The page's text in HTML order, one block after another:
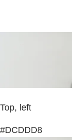
Top, left
#DCDDD8